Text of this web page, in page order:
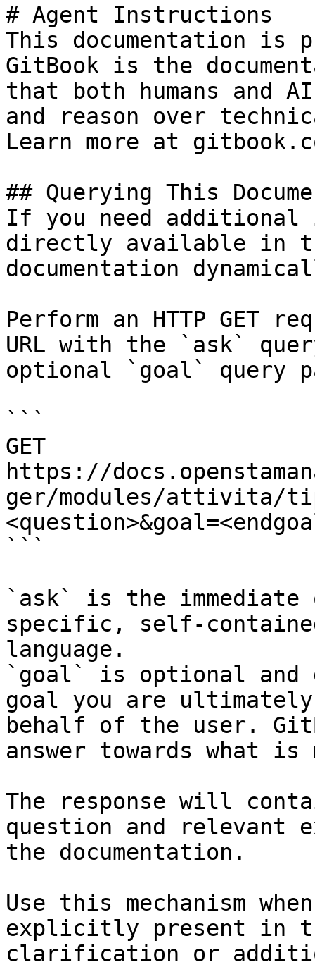
# Agent Instructions
This documentation is
GitBook is the
that both humans and
and reason over
Learn more at
## Querying This
If you need
directly available in
documentation
Perform an HTTP GET
URL with the `ask`
optional `goal` query
```
GET
https://
ger/modules/attivita/
```
`ask` is the
specific, self-
language.
`goal` is optional and
goal you are
behalf of the user.
answer towards what
The response will
question and relevant
the documentation.
Use this mechanism
explicitly present in
clarification or